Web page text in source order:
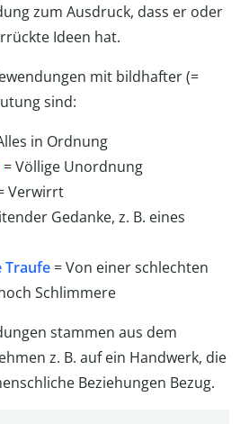
zum Ausdruck, dass er oder
Ideen hat.
mit bildhafter (=
sind:
in Ordnung
= Völlige Unordnung
Verwirrt
Gedanke, z. B. eines
Traufe = Von einer schlechten
Schlimmere
stammen aus dem
z. B. auf ein Handwerk, die
Beziehungen Bezug.